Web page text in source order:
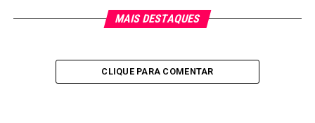
MAIS DESTAQUES
CLIQUE PARA COMENTAR